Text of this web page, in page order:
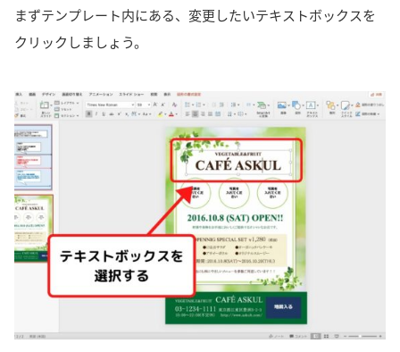
まずテンプレート内にある、変更したいテキストボックスを
クリックしましょう。